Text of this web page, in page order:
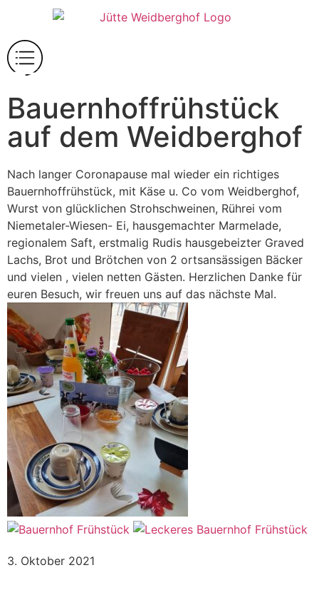
Bauernhoffrühstück
auf dem Weidberghof
Nach langer Coronapause mal wieder ein richtiges
Bauernhoffrühstück, mit Käse u. Co vom Weidberghof,
Wurst von glücklichen Strohschweinen, Rührei vom
Niemetaler-Wiesen- Ei, hausgemachter Marmelade,
regionalem Saft, erstmalig Rudis hausgebeizter Graved
Lachs, Brot und Brötchen von 2 ortsansässigen Bäcker
und vielen , vielen netten Gästen. Herzlichen Danke für
euren Besuch, wir freuen uns auf das nächste Mal.
3. Oktober 2021